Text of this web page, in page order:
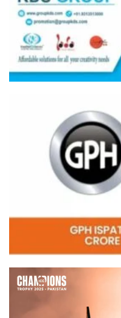
Video
Player